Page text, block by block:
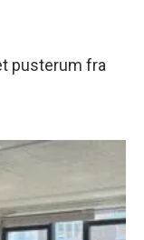
pusterum fra